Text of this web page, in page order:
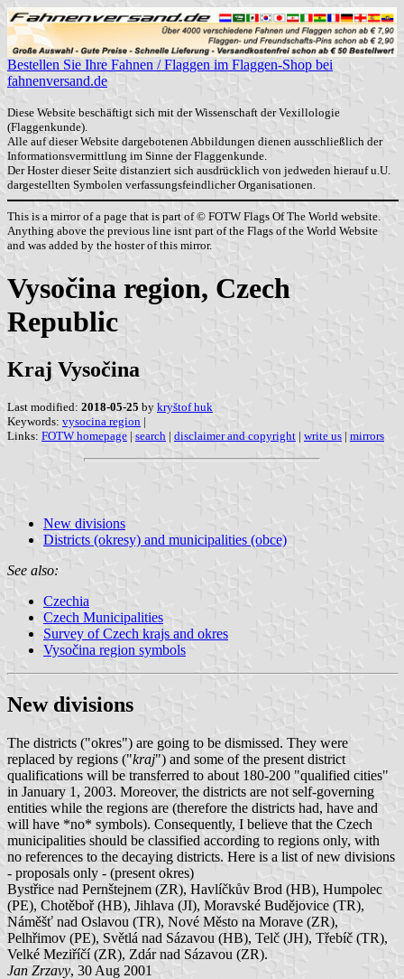
Bestellen Sie Ihre Fahnen / Flaggen im Flaggen-Shop bei
fahnenversand.de
Diese Website beschäftigt sich mit der Wissenschaft der Vexillologie
(Flaggenkunde).
Alle auf dieser Website dargebotenen Abbildungen dienen ausschließlich der
Informationsvermittlung im Sinne der Flaggenkunde.
Der Hoster dieser Seite distanziert sich ausdrücklich von jedweden hierauf u.U.
dargestellten Symbolen verfassungsfeindlicher Organisationen.
This is a mirror of a page that is part of © FOTW Flags Of The World website.
Anything above the previous line isnt part of the Flags of the World Website
and was added by the hoster of this mirror.
Vysočina region, Czech
Republic
Kraj Vysočina
Last modified: 2018-05-25 by kryštof huk
Keywords: vysocina region |
Links: FOTW homepage | search | disclaimer and copyright | write us | mirrors
New divisions
Districts (okresy) and municipalities (obce)
See also:
Czechia
Czech Municipalities
Survey of Czech krajs and okres
Vysočina region symbols
New divisions
The districts ("okres") are going to be dismissed. They were
replaced by regions ("kraj") and some of the present district
qualifications will be transferred to about 180-200 "qualified cities"
in January 1, 2003. Moreover, the districts are not self-governing
entities while the regions are (therefore the districts had, have and
will have *no* symbols). Consequently, I believe that the Czech
municipalities should be classified according to regions only, with
no references to the decaying districts. Here is a list of new divisions
- proposals only - (present okres)
Bystřice nad Pernštejnem (ZR), Havlíčkův Brod (HB), Humpolec
(PE), Chotěboř (HB), Jihlava (JI), Moravské Budějovice (TR),
Náměšť nad Oslavou (TR), Nové Město na Morave (ZR),
Pelhřimov (PE), Světlá nad Sázavou (HB), Telč (JH), Třebíč (TR),
Velké Meziříčí (ZR), Zdár nad Sázavou (ZR).
Jan Zrzavy, 30 Aug 2001